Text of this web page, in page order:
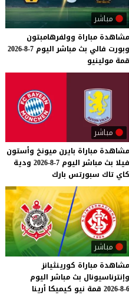
مباشر
مشاهدة مباراة وولفرهامبتون
وبورت فالي بث مباشر اليوم 7-8-2026
قمة مولينيو
مباشر
مشاهدة مباراة بايرن ميونخ وأستون
فيلا بث مباشر اليوم 7-8-2026
ودية
كاي تاك سبورتس بارك
مباشر
مشاهدة مباراة كورينثيانز
وإنترناسيونال بث مباشر اليوم
6-8-2026
قمة نيو كيميكا أرينا